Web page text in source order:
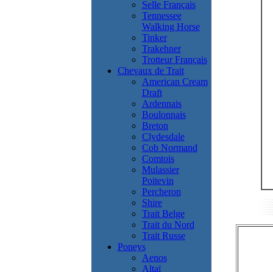
Selle Français
Tennessee
Walking Horse
Tinker
Trakehner
Trotteur Français
Chevaux de Trait
American Cream
Draft
Ardennais
Boulonnais
Breton
Clydesdale
Cob Normand
Comtois
Mulassier
Poitevin
Percheron
Shire
Trait Belge
Trait du Nord
Trait Russe
Poneys
Aenos
Altaï